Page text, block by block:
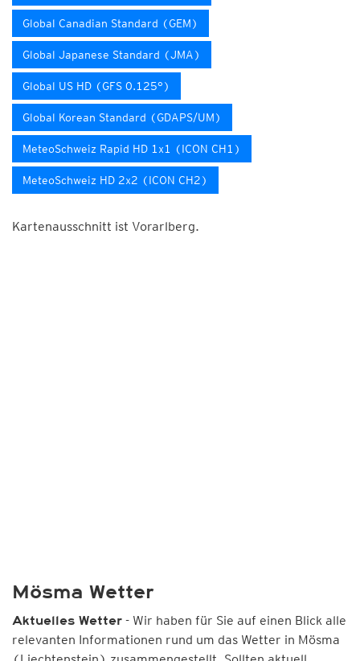
Global Canadian Standard (GEM)
Global Japanese Standard (JMA)
Global US HD (GFS 0.125°)
Global Korean Standard (GDAPS/UM)
MeteoSchweiz Rapid HD 1x1 (ICON CH1)
MeteoSchweiz HD 2x2 (ICON CH2)
Kartenausschnitt ist Vorarlberg.
Mösma Wetter
Aktuelles Wetter - Wir haben für Sie auf einen Blick alle
relevanten Informationen rund um das Wetter in Mösma